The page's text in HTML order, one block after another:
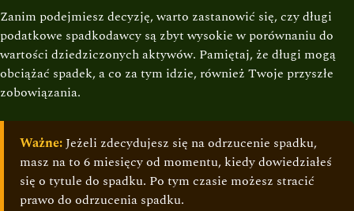
Zanim podejmiesz decyzję, warto zastanowić się, czy długi
podatkowe spadkodawcy są zbyt wysokie w porównaniu do
wartości dziedziczonych aktywów. Pamiętaj, że długi mogą
obciążać spadek, a co za tym idzie, również Twoje przyszłe
zobowiązania.
Ważne:Jeżeli zdecydujesz się na odrzucenie spadku,
masz na to 6 miesięcy od momentu, kiedy dowiedziałeś
się o tytule do spadku. Po tym czasie możesz stracić
prawo do odrzucenia spadku.